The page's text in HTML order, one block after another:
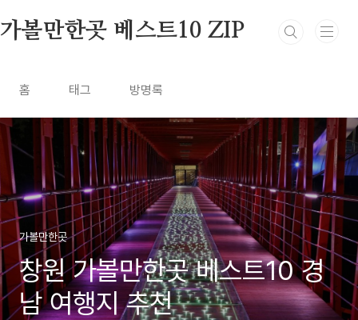
가볼만한곳 베스트10 ZIP
홈 태그 방명록
가볼만한곳
창원 가볼만한곳 베스트10 경
남 여행지 추천